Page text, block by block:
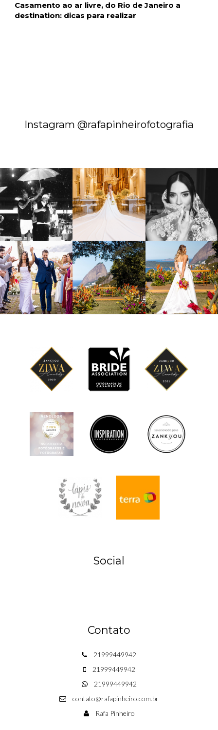
Casamento ao ar livre, do Rio de Janeiro a
destination: dicas para realizar
Instagram @rafapinheirofotografia
Social
Contato
21999449942
21999449942
21999449942
contato@rafapinheiro.com.br
Rafa Pinheiro